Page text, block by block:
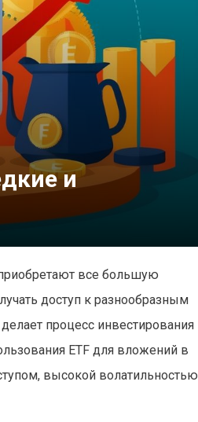
и
все большую
доступ к разнообразным
процесс инвестирования
ETF для вложений в
высокой волатильностью